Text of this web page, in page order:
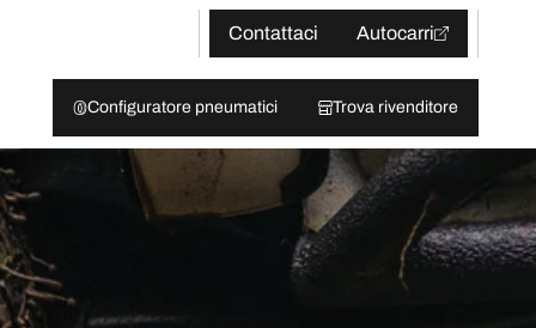
Contattaci
Autocarri
Configuratore pneumatici Trova rivenditore